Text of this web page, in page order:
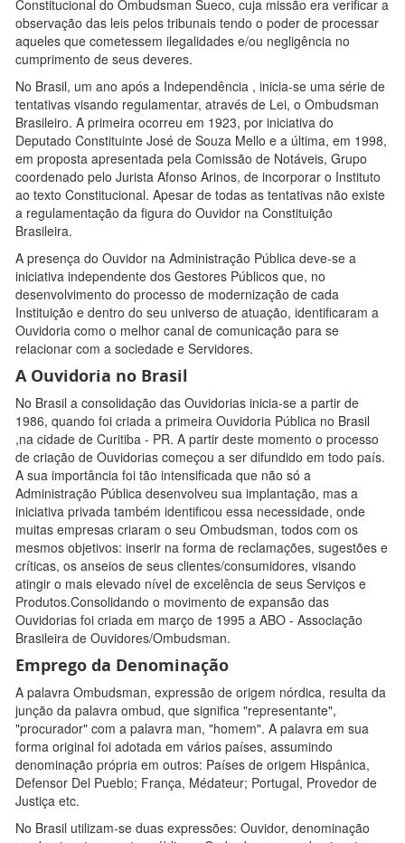
Constitucional do Ombudsman Sueco, cuja missão era verificar a
observação das leis pelos tribunais tendo o poder de processar
aqueles que cometessem ilegalidades e/ou negligência no
cumprimento de seus deveres.
No Brasil, um ano após a Independência , inicia-se uma série de
tentativas visando regulamentar, através de Lei, o Ombudsman
Brasileiro. A primeira ocorreu em 1923, por iniciativa do
Deputado Constituinte José de Souza Mello e a última, em 1998,
em proposta apresentada pela Comissão de Notáveis, Grupo
coordenado pelo Jurista Afonso Arinos, de incorporar o Instituto
ao texto Constitucional. Apesar de todas as tentativas não existe
a regulamentação da figura do Ouvidor na Constituição
Brasileira.
A presença do Ouvidor na Administração Pública deve-se a
iniciativa independente dos Gestores Públicos que, no
desenvolvimento do processo de modernização de cada
Instituição e dentro do seu universo de atuação, identificaram a
Ouvidoria como o melhor canal de comunicação para se
relacionar com a sociedade e Servidores.
A Ouvidoria no Brasil
No Brasil a consolidação das Ouvidorias inicia-se a partir de
1986, quando foi criada a primeira Ouvidoria Pública no Brasil
,na cidade de Curitiba - PR. A partir deste momento o processo
de criação de Ouvidorias começou a ser difundido em todo país.
A sua importância foi tão intensificada que não só a
Administração Pública desenvolveu sua implantação, mas a
iniciativa privada também identificou essa necessidade, onde
muitas empresas criaram o seu Ombudsman, todos com os
mesmos objetivos: inserir na forma de reclamações, sugestões e
críticas, os anseios de seus clientes/consumidores, visando
atingir o mais elevado nível de excelência de seus Serviços e
Produtos.Consolidando o movimento de expansão das
Ouvidorias foi criada em março de 1995 a ABO - Associação
Brasileira de Ouvidores/Ombudsman.
Emprego da Denominação
A palavra Ombudsman, expressão de origem nórdica, resulta da
junção da palavra ombud, que significa "representante",
"procurador" com a palavra man, "homem". A palavra em sua
forma original foi adotada em vários países, assumindo
denominação própria em outros: Países de origem Hispânica,
Defensor Del Pueblo; França, Médateur; Portugal, Provedor de
Justiça etc.
No Brasil utilizam-se duas expressões: Ouvidor, denominação